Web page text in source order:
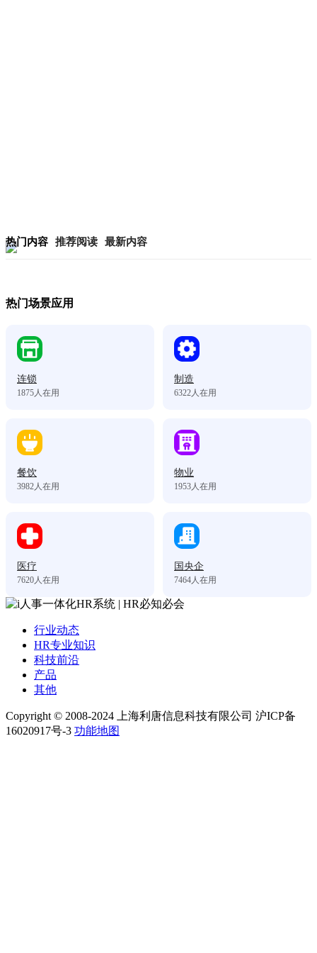
热门内容 推荐阅读 最新内容
热门场景应用
连锁
1875人在用
制造
6322人在用
餐饮
3982人在用
物业
1953人在用
医疗
7620人在用
国央企
7464人在用
行业动态
HR专业知识
科技前沿
产品
其他
Copyright © 2008-2024 上海利唐信息科技有限公司 沪ICP备
16020917号-3 功能地图